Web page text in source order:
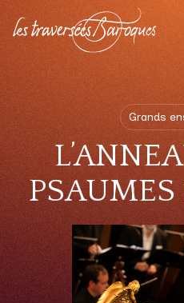
FERMER
Grands